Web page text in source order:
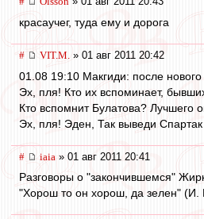
красаучег, туда ему и дорога
# VIT.M. » 01 авг 2011 20:42
01.08 19:10 Макгиди: после
Эх, пля! Кто их вспоминает,
Кто вспомнит Булатова? Лучшего
Эх, пля! Эден, Так выведи
# iaia » 01 авг 2011 20:41
Разговоры о "закончившемся"
"Хорош то он хорош, да зелен" (И.